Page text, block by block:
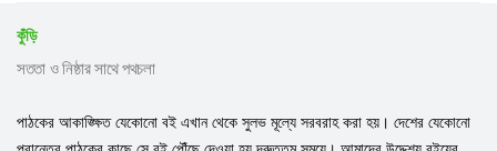
কুঁড়ি
সততা ও নিষ্ঠার সাথে পথচলা
পাঠকের আকাঙ্ক্ষিত যেকোনো বই এখান থেকে সুলভ মূল্যে সরবরাহ করা হয়। দেশের যেকোনো